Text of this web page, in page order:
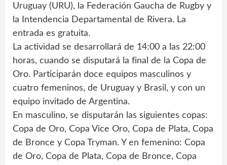
Uruguay (URU), la Federación Gaucha de Rugby y
la Intendencia Departamental de Rivera. La
entrada es gratuita.
La actividad se desarrollará de 14:00 a las 22:00
horas, cuando se disputará la final de la Copa de
Oro. Participarán doce equipos masculinos y
cuatro femeninos, de Uruguay y Brasil, y con un
equipo invitado de Argentina.
En masculino, se disputarán las siguientes copas:
‪Copa de Oro, ‪Copa Vice Oro, ‪Copa de Plata, ‪Copa
de Bronce y ‪Copa Tryman. Y en femenino: Copa
de Oro, Copa de Plata, ‪Copa de Bronce, ‪Copa